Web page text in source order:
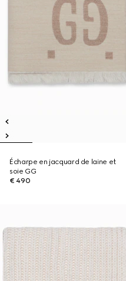
Écharpe en jacquard de laine et
soie GG
€ 490